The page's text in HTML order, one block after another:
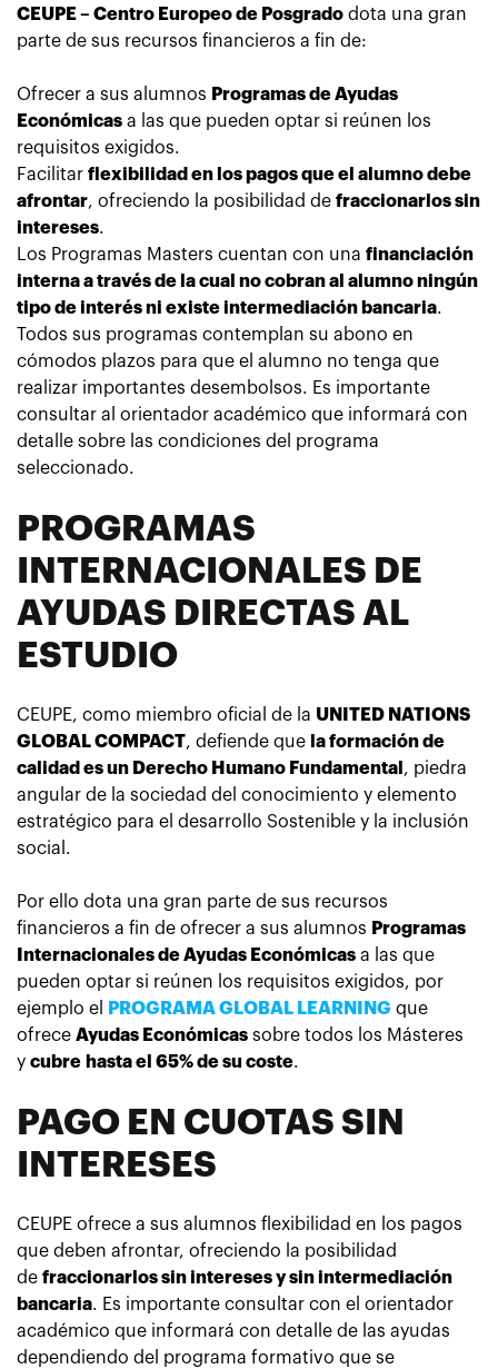
CEUPE – Centro Europeo de Posgrado dota una gran
parte de sus recursos financieros a fin de:
Ofrecer a sus alumnos Programas de Ayudas
Económicas a las que pueden optar si reúnen los
requisitos exigidos.
Facilitar flexibilidad en los pagos que el alumno debe
afrontar, ofreciendo la posibilidad de fraccionarlos sin
intereses.
Los Programas Masters cuentan con una financiación
interna a través de la cual no cobran al alumno ningún
tipo de interés ni existe intermediación bancaria.
Todos sus programas contemplan su abono en
cómodos plazos para que el alumno no tenga que
realizar importantes desembolsos. Es importante
consultar al orientador académico que informará con
detalle sobre las condiciones del programa
seleccionado.
PROGRAMAS
INTERNACIONALES DE
AYUDAS DIRECTAS AL
ESTUDIO
CEUPE, como miembro oficial de la UNITED NATIONS
GLOBAL COMPACT, defiende que la formación de
calidad es un Derecho Humano Fundamental , piedra
angular de la sociedad del conocimiento y elemento
estratégico para el desarrollo Sostenible y la inclusión
social.
Por ello dota una gran parte de sus recursos
financieros a fin de ofrecer a sus alumnos Programas
Internacionales de Ayudas Económicas a las que
pueden optar si reúnen los requisitos exigidos, por
ejemplo el
PROGRAMA GLOBAL LEARNING que
ofrece Ayudas Económicas sobre todos los Másteres
y cubre hasta el 65% de su coste.
PAGO EN CUOTAS SIN
INTERESES
CEUPE ofrece a sus alumnos flexibilidad en los pagos
que deben afrontar, ofreciendo la posibilidad
de fraccionarlos sin intereses y sin intermediación
bancaria. Es importante consultar con el orientador
académico que informará con detalle de las ayudas
dependiendo del programa formativo que se